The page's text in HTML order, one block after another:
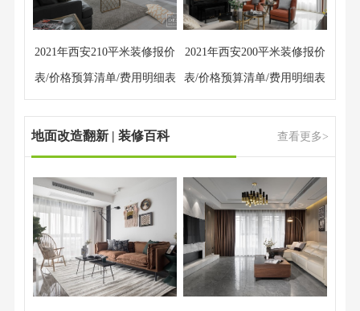
2021年西安210平米装修报价
表/价格预算清单/费用明细表
2021年西安200平米装修报价
表/价格预算清单/费用明细表
地面改造翻新 | 装修百科 查看更多>